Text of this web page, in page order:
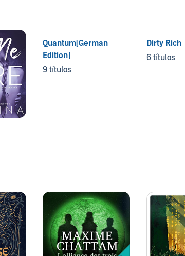
Quantum[German
Edition]
9 títulos
Dirty Rich
6 títulos